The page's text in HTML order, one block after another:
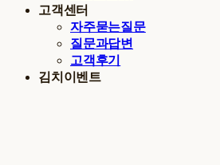
고객센터
자주묻는질문
질문과답변
고객후기
김치이벤트